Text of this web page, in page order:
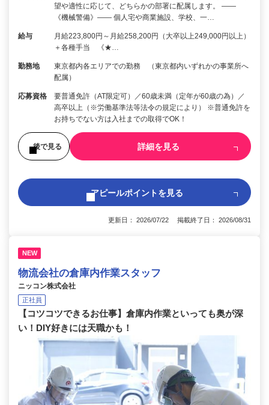
望や適性に応じて、どちらかの部署に配属します。 ――
《機械警備》―― 個人宅や商業施設、学校、一…
給与
月給223,800円～月給258,200円（大卒以上249,000円以上）
＋各種手当 《★…
勤務地
東京都内各エリアでの勤務 （東京都内いずれかの事業所へ
配属）
応募資格
要普通免許（AT限定可）／60歳未満（定年が60歳の為）／
高卒以上（※労働基準法等法令の規定により） ※普通免許を
お持ちでない方は入社までの取得でOK！
後で見る 詳細を見る
アピールポイントを見る
更新日： 2026/07/22 掲載終了日： 2026/08/31
NEW
物流会社の倉庫内作業スタッフ
ニッコン株式会社
正社員
【コツコツできるお仕事】倉庫内作業といっても奥が深
い！DIY好きには天職かも！